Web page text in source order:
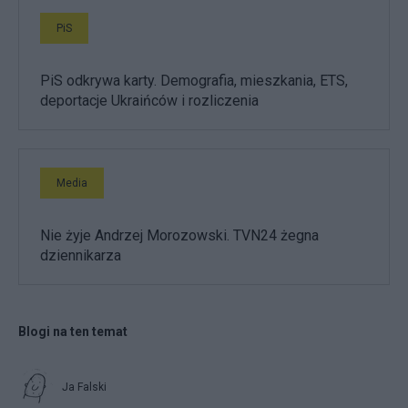
PiS
PiS odkrywa karty. Demografia, mieszkania, ETS,
deportacje Ukraińców i rozliczenia
Media
Nie żyje Andrzej Morozowski. TVN24 żegna
dziennikarza
Blogi na ten temat
Ja Falski